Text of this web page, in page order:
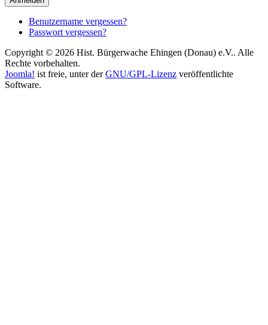
Benutzername vergessen?
Passwort vergessen?
Copyright © 2026 Hist. Bürgerwache Ehingen (Donau) e.V.. Alle
Rechte vorbehalten.
Joomla! ist freie, unter derGNU/GPL-Lizenz veröffentlichte
Software.